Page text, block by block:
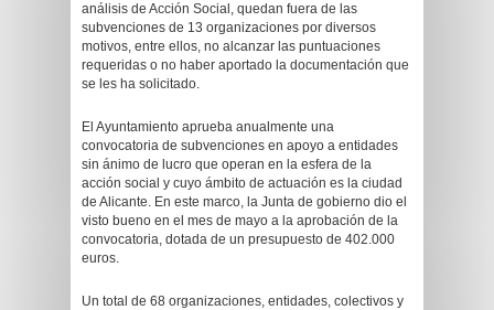
análisis de Acción Social, quedan fuera de las
subvenciones de 13 organizaciones por diversos
motivos, entre ellos, no alcanzar las puntuaciones
requeridas o no haber aportado la documentación que
se les ha solicitado.
El Ayuntamiento aprueba anualmente una
convocatoria de subvenciones en apoyo a entidades
sin ánimo de lucro que operan en la esfera de la
acción social y cuyo ámbito de actuación es la ciudad
de Alicante. En este marco, la Junta de gobierno dio el
visto bueno en el mes de mayo a la aprobación de la
convocatoria, dotada de un presupuesto de 402.000
euros.
Un total de 68 organizaciones, entidades, colectivos y